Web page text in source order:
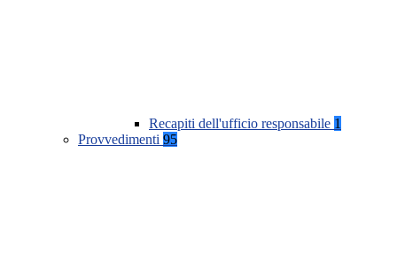
Recapiti dell'ufficio responsabile 1
Provvedimenti 95